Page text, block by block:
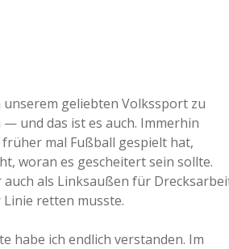
geliebten Volkssport zu
und das ist es auch. Immerhin
mal Fußball gespielt hat,
woran es gescheitert sein sollte.
als Linksaußen für
Linie retten musste.
habe ich endlich verstanden. Im